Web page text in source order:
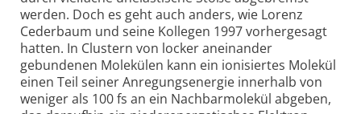
werden. Doch es geht auch anders, wie Lorenz
Cederbaum und seine Kollegen 1997 vorhergesagt
hatten. In Clustern von locker aneinander
gebundenen Molekülen kann ein ionisiertes Molekül
einen Teil seiner Anregungsenergie innerhalb von
weniger als 100 fs an ein Nachbarmolekül abgeben,